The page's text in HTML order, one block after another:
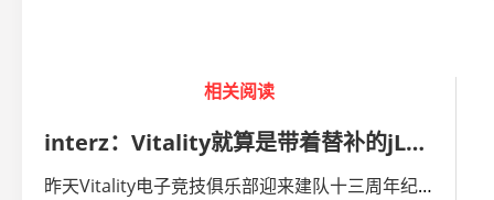
相关阅读
interz：Vitality就算是带着替补的jL也能赢下EWC 2026
昨天Vitality电子竞技俱乐部迎来建队十三周年纪念日